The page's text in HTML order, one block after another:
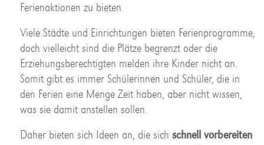
Ferienaktionen zu bieten.
Viele Städte und Einrichtungen bieten Ferienprogramme,
doch vielleicht sind die Plätze begrenzt oder die
Erziehungsberechtigten melden ihre Kinder nicht an.
Somit gibt es immer Schülerinnen und Schüler, die in
den Ferien eine Menge Zeit haben, aber nicht wissen,
was sie damit anstellen sollen.
Daher bieten sich Ideen an, die sich schnell vorbereiten